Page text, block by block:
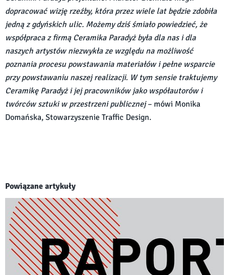
dopracować wizję rzeźby, która przez wiele lat będzie zdobiła
jedną z gdyńskich ulic. Możemy dziś śmiało powiedzieć, że
współpraca z firmą Ceramika Paradyż była dla nas i dla
naszych artystów niezwykła ze względu na możliwość
poznania procesu powstawania materiałów i pełne wsparcie
przy powstawaniu naszej realizacji. W tym sensie traktujemy
Ceramikę Paradyż i jej pracowników jako współautorów i
twórców sztuki w przestrzeni publicznej– mówi Monika
Domańska, Stowarzyszenie Traffic Design.
Powiązane artykuły